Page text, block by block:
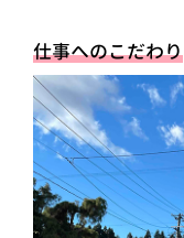
仕事へのこだわり